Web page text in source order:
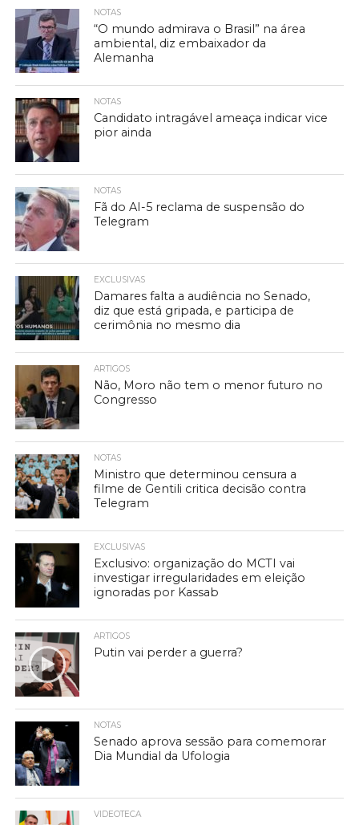
NOTAS
“O mundo admirava o Brasil” na área
ambiental, diz embaixador da
Alemanha
NOTAS
Candidato intragável ameaça indicar vice
pior ainda
NOTAS
Fã do AI-5 reclama de suspensão do
Telegram
EXCLUSIVAS
Damares falta a audiência no Senado,
diz que está gripada, e participa de
cerimônia no mesmo dia
ARTIGOS
Não, Moro não tem o menor futuro no
Congresso
NOTAS
Ministro que determinou censura a
filme de Gentili critica decisão contra
Telegram
EXCLUSIVAS
Exclusivo: organização do MCTI vai
investigar irregularidades em eleição
ignoradas por Kassab
ARTIGOS
Putin vai perder a guerra?
NOTAS
Senado aprova sessão para comemorar
Dia Mundial da Ufologia
VIDEOTECA